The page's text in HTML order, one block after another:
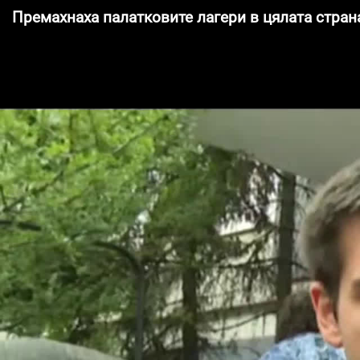
Премахнаха палатковите лагери в цялата